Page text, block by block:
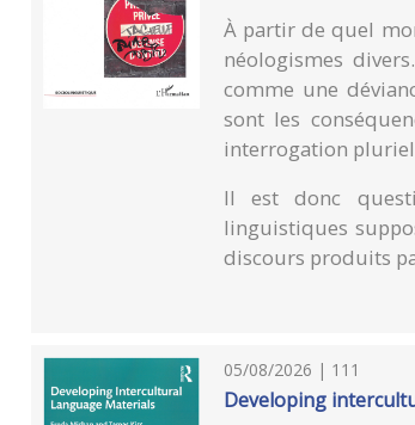
À partir de quel
néologismes
comme une
sont les
interrogation
Il est donc
linguistiques
discours produits
05/08/2026 | 111
Developing